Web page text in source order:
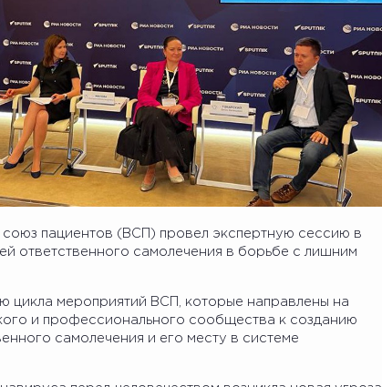
союз пациентов (ВСП) провел экспертную сессию в
ответственного самолечения в борьбе с лишним
цикла мероприятий ВСП, которые направлены на
и профессионального сообщества к созданию
самолечения и его месту в системе